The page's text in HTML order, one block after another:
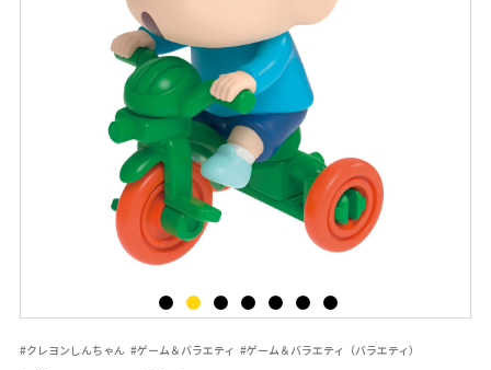
#クレヨンしんちゃん #ゲーム＆バラエティ #ゲーム＆バラエティ（バラエティ）